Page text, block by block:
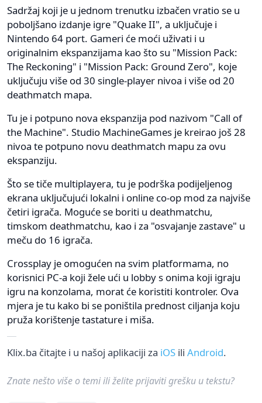
Sadržaj koji je u jednom trenutku izbačen vratio se u
poboljšano izdanje igre "Quake II", a uključuje i
Nintendo 64 port. Gameri će moći uživati i u
originalnim ekspanzijama kao što su "Mission Pack:
The Reckoning" i "Mission Pack: Ground Zero", koje
uključuju više od 30 single-player nivoa i više od 20
deathmatch mapa.
Tu je i potpuno nova ekspanzija pod nazivom "Call of
the Machine". Studio MachineGames je kreirao još 28
nivoa te potpuno novu deathmatch mapu za ovu
ekspanziju.
Što se tiče multiplayera, tu je podrška podijeljenog
ekrana uključujući lokalni i online co-op mod za najviše
četiri igrača. Moguće se boriti u deathmatchu,
timskom deathmatchu, kao i za "osvajanje zastave" u
meču do 16 igrača.
Crossplay je omogućen na svim platformama, no
korisnici PC-a koji žele ući u lobby s onima koji igraju
igru na konzolama, morat će koristiti kontroler. Ova
mjera je tu kako bi se poništila prednost ciljanja koju
pruža korištenje tastature i miša.
Klix.ba čitajte i u našoj aplikaciji za iOS ili Android.
Znate nešto više o temi ili želite prijaviti grešku u tekstu?